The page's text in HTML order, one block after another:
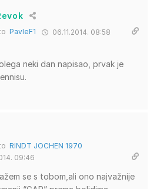
PavleF1 06.11.2014. 08:58
neki dan napisao, prvak je
RINDT JOCHEN 1970
09:46
se s tobom,ali ono najvažnije